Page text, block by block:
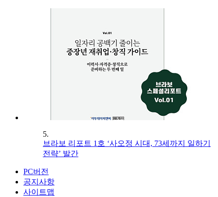
5.
브라보 리포트 1호 ‘사오정 시대, 73세까지 일하기
전략’ 발간
PC버전
공지사항
사이트맵